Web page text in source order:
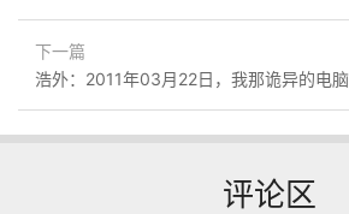
下一篇
浩外：2011年03月22日，我那诡异的电脑
评论区